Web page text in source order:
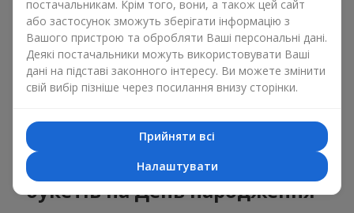
Сувеніри до букетів на різні свята
Свято задає настрій, а сувенірна продукція для букетів його
підкреслює. Саме тому сувеніри для квітів часто обирають з
урахуванням дати та події. В нашому асортименті
знайдеться сувенірна продукція для букетів, що підійде до
бюджет.
Сувенірна продукція до
букетів на День народження
постачальникам. Крім того, вони, а також цей сайт
або застосунок зможуть зберігати інформацію з
Вашого пристрою та обробляти Ваші персональні дані.
Деякі постачальники можуть використовувати Ваші
дані на підставі законного інтересу. Ви можете змінити
свій вибір пізніше через посилання внизу сторінки.
Прийняти всі
Налаштувати